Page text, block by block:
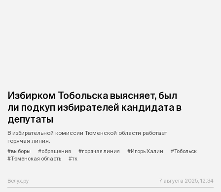
Избирком Тобольска выясняет, был
ли подкуп избирателей кандидата в
депутаты
В избирательной комиссии Тюменской области работает
горячая линия.
#выборы
#обращения #горячая линия #Игорь Халин
#Тобольск
#Тюменская область
#тк
Вслух.ру 7 августа 2025, 12:34